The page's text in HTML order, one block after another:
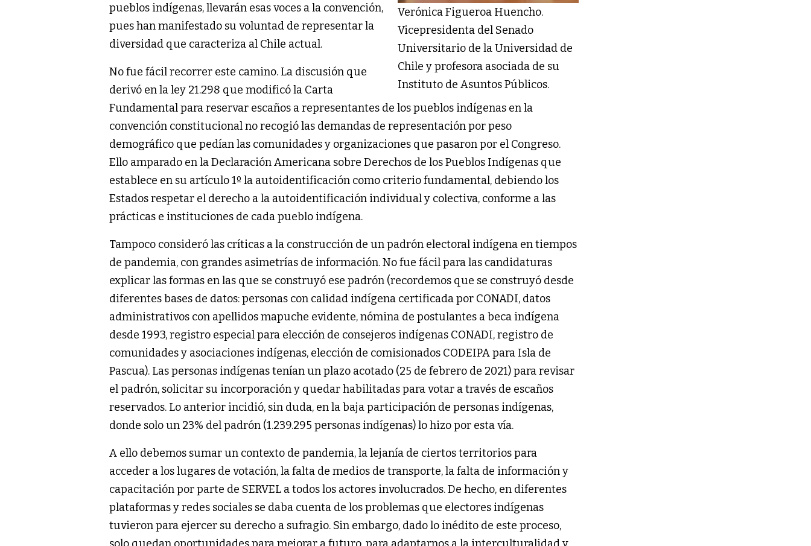
Verónica Figueroa Huencho.
Vicepresidenta del Senado
Universitario de la Universidad de
Chile y profesora asociada de su
Instituto de Asuntos Públicos.
pueblos indígenas, llevarán esas voces a la convención,
pues han manifestado su voluntad de representar la
diversidad que caracteriza al Chile actual.
No fue fácil recorrer este camino. La discusión que
derivó en la ley 21.298 que modificó la Carta
Fundamental para reservar escaños a representantes de los pueblos indígenas en la
convención constitucional no recogió las demandas de representación por peso
demográfico que pedían las comunidades y organizaciones que pasaron por el Congreso.
Ello amparado en la Declaración Americana sobre Derechos de los Pueblos Indígenas que
establece en su artículo 1º la autoidentificación como criterio fundamental, debiendo los
Estados respetar el derecho a la autoidentificación individual y colectiva, conforme a las
prácticas e instituciones de cada pueblo indígena.
Tampoco consideró las críticas a la construcción de un padrón electoral indígena en tiempos
de pandemia, con grandes asimetrías de información. No fue fácil para las candidaturas
explicar las formas en las que se construyó ese padrón (recordemos que se construyó desde
diferentes bases de datos: personas con calidad indígena certificada por CONADI, datos
administrativos con apellidos mapuche evidente, nómina de postulantes a beca indígena
desde 1993, registro especial para elección de consejeros indígenas CONADI, registro de
comunidades y asociaciones indígenas, elección de comisionados CODEIPA para Isla de
Pascua). Las personas indígenas tenían un plazo acotado (25 de febrero de 2021) para revisar
el padrón, solicitar su incorporación y quedar habilitadas para votar a través de escaños
reservados. Lo anterior incidió, sin duda, en la baja participación de personas indígenas,
donde solo un 23% del padrón (1.239.295 personas indígenas) lo hizo por esta vía.
A ello debemos sumar un contexto de pandemia, la lejanía de ciertos territorios para
acceder a los lugares de votación, la falta de medios de transporte, la falta de información y
capacitación por parte de SERVEL a todos los actores involucrados. De hecho, en diferentes
plataformas y redes sociales se daba cuenta de los problemas que electores indígenas
tuvieron para ejercer su derecho a sufragio. Sin embargo, dado lo inédito de este proceso,